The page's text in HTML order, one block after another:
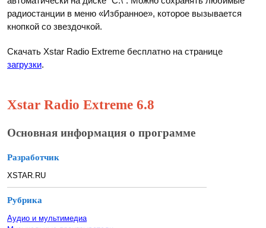
радиостанции в меню «Избранное», которое вызывается
кнопкой со звездочкой.
Скачать Xstar Radio Extreme бесплатно на странице
загрузки.
Xstar Radio Extreme 6.8
Основная информация о программе
Разработчик
XSTAR.RU
Рубрика
Аудио и мультимедиа